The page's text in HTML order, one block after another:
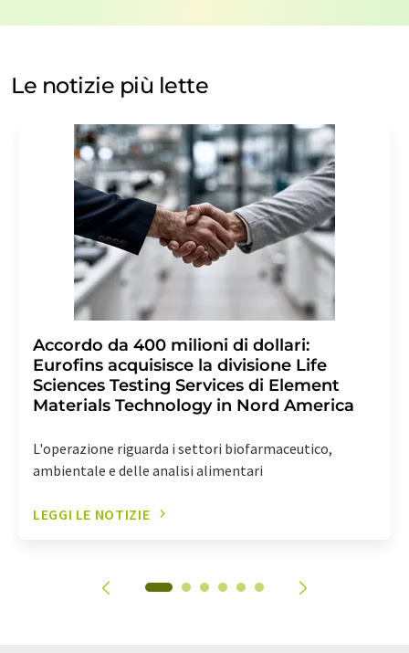
contattarti via e-mail per scopi pubblicitari o per
consenso in qualsiasi momento senza fornire
motivazioni a LUMITOS AG, Ernst-Augustin-Str. 2, 12489
revoke@lumitos.comcon effetto per il futuro. Inoltre,
ogni e-mail contiene un link per annullare l'iscrizione
alla newsletter corrispondente.
Le notizie più lette
Accordo da 400 milioni di dollari:
Eurofins acquisisce la divisione Life
Sciences Testing Services di Element
Materials Technology in Nord America
L'operazione riguarda i settori biofarmaceutico,
ambientale e delle analisi alimentari
LEGGI LE NOTIZIE